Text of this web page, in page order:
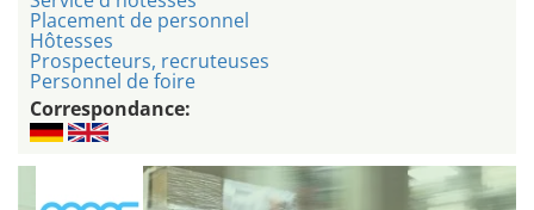
Placement de personnel
Hôtesses
Prospecteurs, recruteuses
Personnel de foire
Correspondance: